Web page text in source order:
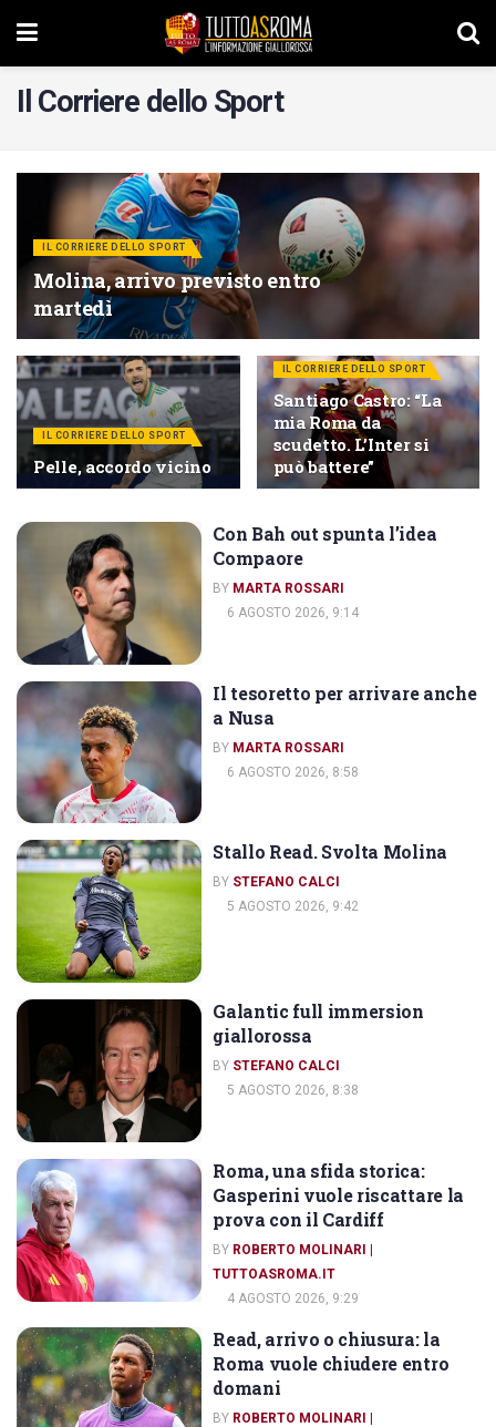
Il Corriere dello Sport
IL CORRIERE DELLO SPORT
Molina, arrivo previsto entro
martedì
IL CORRIERE DELLO SPORT
Pelle, accordo vicino
IL CORRIERE DELLO SPORT
Santiago Castro: “La
mia Roma da
scudetto. L’Inter si
può battere”
IL CORRIERE DELLO SPORT
Con Bah out spunta l’idea
Compaore
BY MARTA ROSSARI
6 AGOSTO 2026, 9:14
Il tesoretto per arrivare anche
a Nusa
BY MARTA ROSSARI
6 AGOSTO 2026, 8:58
IL CORRIERE DELLO SPORT Stallo Read. Svolta Molina
BY STEFANO CALCI
5 AGOSTO 2026, 9:42
IL CORRIERE DELLO SPORT
Galantic full immersion
giallorossa
BY STEFANO CALCI
5 AGOSTO 2026, 8:38
IL CORRIERE DELLO SPORT
Roma, una sfida storica:
Gasperini vuole riscattare la
prova con il Cardiff
BY ROBERTO MOLINARI |
TUTTOASROMA.IT
4 AGOSTO 2026, 9:29
IL CORRIERE DELLO SPORT
Read, arrivo o chiusura: la
Roma vuole chiudere entro
domani
BY ROBERTO MOLINARI |